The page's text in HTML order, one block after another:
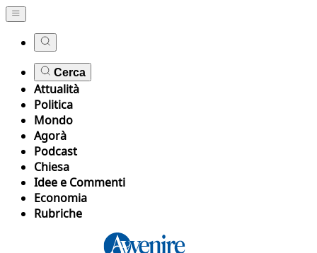
Cerca
Attualità
Politica
Mondo
Agorà
Podcast
Chiesa
Idee e Commenti
Economia
Rubriche